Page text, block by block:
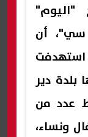
"اليوم"
سي"، أن
استهدفت
بلدة دير
عدد من
ونساء،